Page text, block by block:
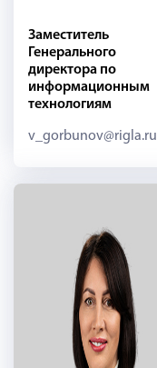
Заместитель
Генерального
директора по
информационным
технологиям
v_gorbunov@rigla.ru